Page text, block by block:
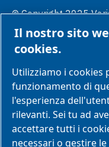
© Copyright 2025
Tutti i diritti sono
Il nostro sito
cookies.
Utilizziamo i
funzionamento di
l'esperienza
rilevanti. Sei tu ad
accettare tutti i
necessari o gestire